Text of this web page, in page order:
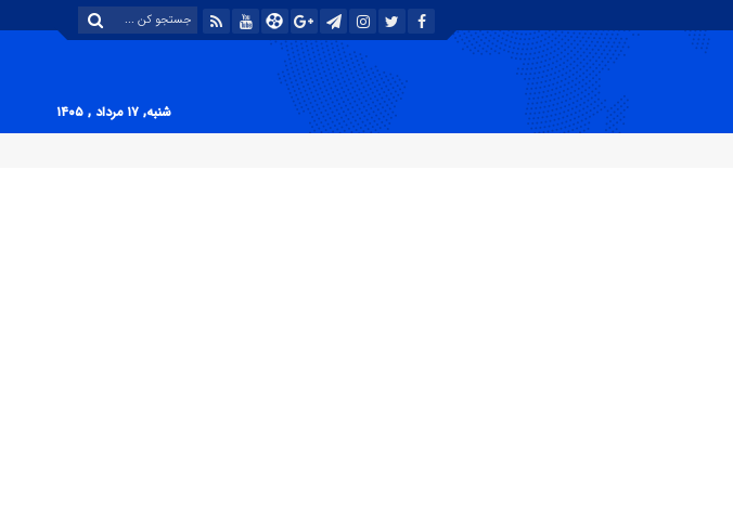
شنبه, ۱۷ مرداد , ۱۴۰۵